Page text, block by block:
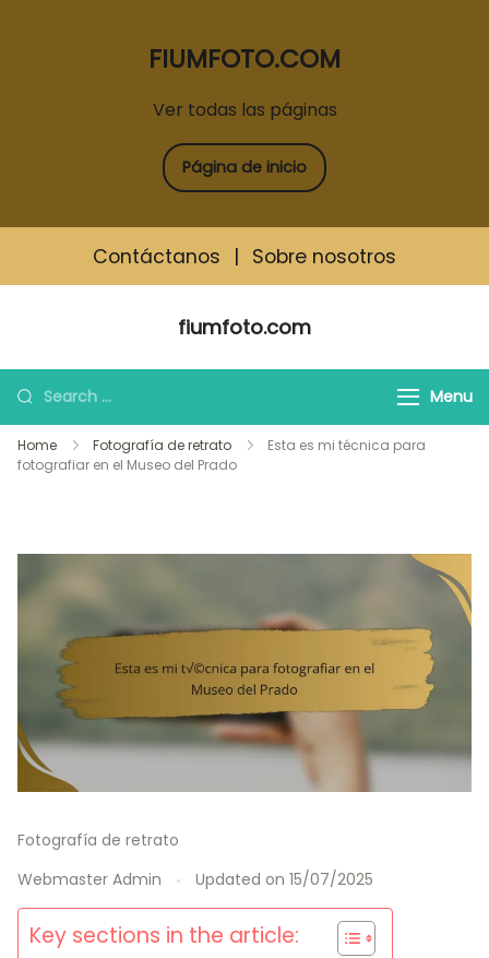
Ver todas las páginas
FIUMFOTO.COM
Página de inicio
Contáctanos | Sobre nosotros
fiumfoto.com
Search
for:
Menu
Home Fotografía de retrato
Esta es mi técnica para
fotografiar en el Museo del Prado
Fotografía de retrato
Webmaster Admin
Updated on 15/07/2025
Key sections in the article: